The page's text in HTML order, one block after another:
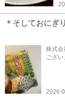
＊そしておにぎ
株式会
ござ
2026-